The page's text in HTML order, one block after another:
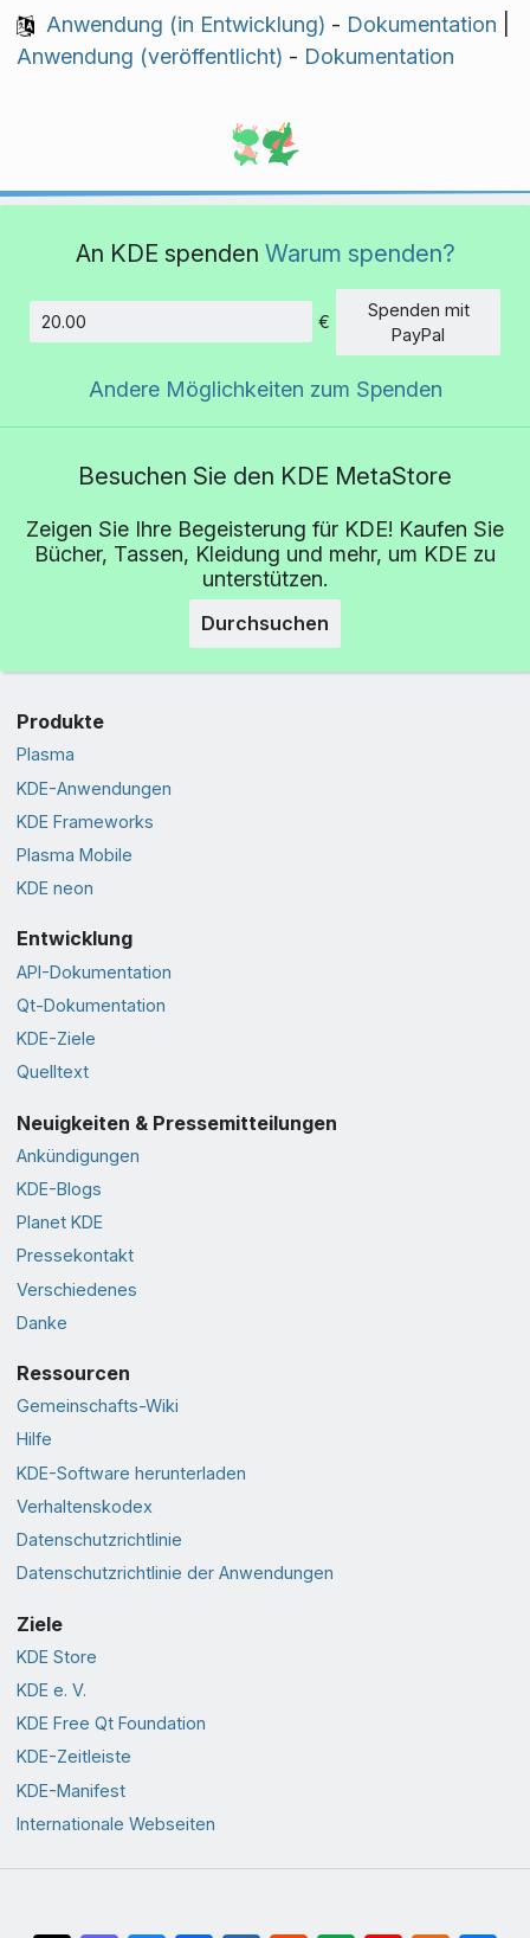
Anwendung (in Entwicklung) - Dokumentation
Anwendung (veröffentlicht) - Dokumentation
An KDE spenden Warum spenden?
€
Spenden mit
PayPal
Andere Möglichkeiten zum Spenden
Besuchen Sie den KDE MetaStore
Zeigen Sie Ihre Begeisterung für KDE! Kaufen Sie
Bücher, Tassen, Kleidung und mehr, um KDE zu
unterstützen.
Durchsuchen
Produkte
Plasma
KDE-Anwendungen
KDE Frameworks
Plasma Mobile
KDE neon
Entwicklung
API-Dokumentation
Qt-Dokumentation
KDE-Ziele
Quelltext
Neuigkeiten & Pressemitteilungen
Ankündigungen
KDE-Blogs
Planet KDE
Pressekontakt
Verschiedenes
Danke
Ressourcen
Gemeinschafts-Wiki
Hilfe
KDE-Software herunterladen
Verhaltenskodex
Datenschutzrichtlinie
Datenschutzrichtlinie der Anwendungen
Ziele
KDE Store
KDE e. V.
KDE Free Qt Foundation
KDE-Zeitleiste
KDE-Manifest
Internationale Webseiten